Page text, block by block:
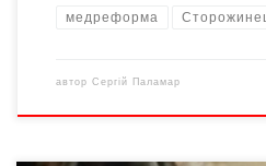
медреформа
автор Сергій Паламар